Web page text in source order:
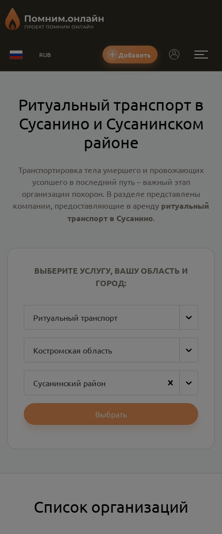
RUB Добавить
Ритуальный транспорт в
Сусанино и Сусанинском
районе
Транспортировка тела умершего и провожающих
усопшего в последний путь – важный этап
организации похорон. В разделе представлены
компании, предоставляющие в аренду ритуальный
транспорт в Сусанино.
ВЫБЕРИТЕ УСЛУГУ, ВАШУ ОБЛАСТЬ И
ГОРОД:
Ритуальный транспорт
Костромская область
Сусанинский район
Выбрать
Список организаций